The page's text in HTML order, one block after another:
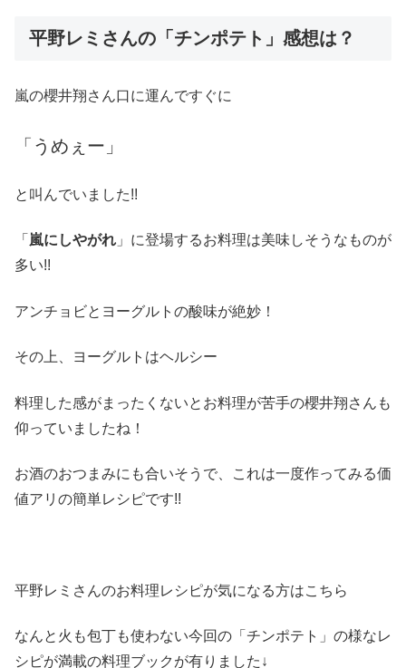
平野レミさんの「チンポテト」感想は？
嵐の櫻井翔さん口に運んですぐに
「うめぇー」
と叫んでいました!!
「 嵐にしやがれ 」に登場するお料理は美味しそうなものが
多い!!
アンチョビとヨーグルトの酸味が絶妙！
その上、ヨーグルトはヘルシー
料理した感がまったくないとお料理が苦手の櫻井翔さんも
仰っていましたね！
お酒のおつまみにも合いそうで、これは一度作ってみる価
値アリの簡単レシピです!!
平野レミさんのお料理レシピが気になる方はこちら
なんと火も包丁も使わない今回の「チンポテト」の様なレ
シピが満載の料理ブックが有りました↓